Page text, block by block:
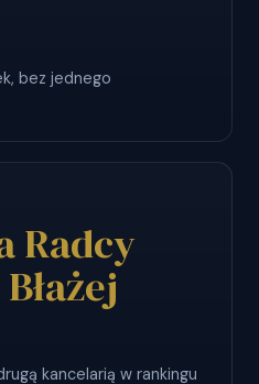
bez jednego
Radcy
kancelarią w rankingu